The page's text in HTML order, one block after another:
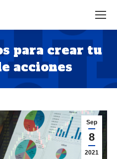
para crear tu
acciones
Estás aquí:
Sep
8
2021